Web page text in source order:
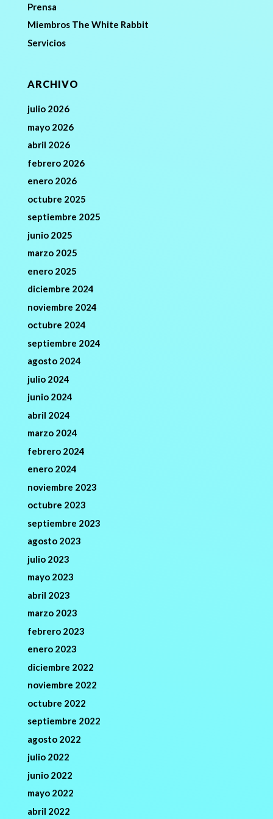
Prensa
Miembros The White Rabbit
Servicios
ARCHIVO
julio 2026
mayo 2026
abril 2026
febrero 2026
enero 2026
octubre 2025
septiembre 2025
junio 2025
marzo 2025
enero 2025
diciembre 2024
noviembre 2024
octubre 2024
septiembre 2024
agosto 2024
julio 2024
junio 2024
abril 2024
marzo 2024
febrero 2024
enero 2024
noviembre 2023
octubre 2023
septiembre 2023
agosto 2023
julio 2023
mayo 2023
abril 2023
marzo 2023
febrero 2023
enero 2023
diciembre 2022
noviembre 2022
octubre 2022
septiembre 2022
agosto 2022
julio 2022
junio 2022
mayo 2022
abril 2022